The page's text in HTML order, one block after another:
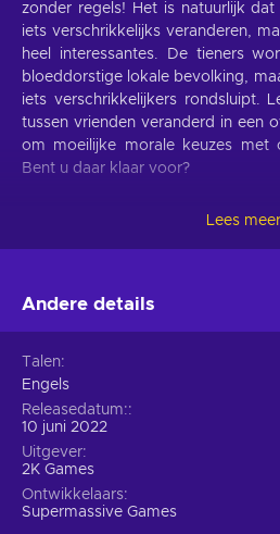
zonder regels! Het is natuurlijk
iets verschrikkelijks veranderen,
heel interessantes. De tieners
bloeddorstige lokale bevolking,
iets verschrikkelijkers rondsluipt.
tussen vrienden veranderd in een
om moeilijke morale keuzes met
Bent u daar klaar voor?
The Quarry kenmerken
Raak bekend met deze
locaties vol met vallen te
vanuit de bossen u willen doen
vrienden redden of alleen
keuze, zelfs de kleinste, zullen
wel of niet overleeft;
technologieën in games geven u
Lees meer
Andere details
Talen
Engels
Releasedatum:
10 juni 2022
Uitgever
2K Games
Ontwikkelaars
Supermassive Games